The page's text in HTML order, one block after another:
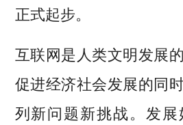
正式起步。
互联网是人类文明发展
促进经济社会发展的同
列新问题新挑战。发